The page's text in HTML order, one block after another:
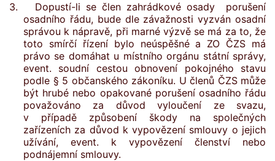
3. Dopustí-li se člen zahrádkové osady porušení
osadního řádu, bude dle závažnosti vyzván osadní
správou k nápravě, při marné výzvě se má za to, že
toto smírčí řízení bylo neúspěšné a ZO ČZS má
právo se domáhat u místního orgánu státní správy,
event. soudní cestou obnovení pokojného stavu
podle § 5 občanského zákoníku. U členů ČZS může
být hrubé nebo opakované porušení osadního řádu
považováno za důvod vyloučení ze svazu,
v případě způsobení škody na společných
zařízeních za důvod k vypovězení smlouvy o jejich
užívání, event. k vypovězení členství nebo
podnájemní smlouvy.